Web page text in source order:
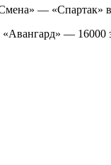
— «Спартак» в
— 16000